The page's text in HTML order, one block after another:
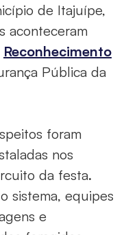
de Itajuípe,
aconteceram
Reconhecimento
Pública da
foram
nos
da festa.
sistema, equipes
e